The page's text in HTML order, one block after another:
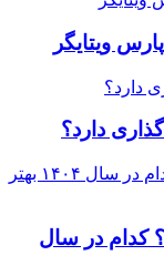
کدام در سال